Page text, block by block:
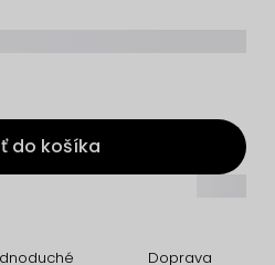
do košíka
Doprava